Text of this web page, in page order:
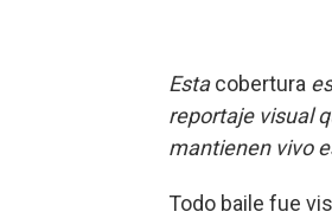
Estacobertura
reportaje visual
mantienen vivo
Todo baile fue